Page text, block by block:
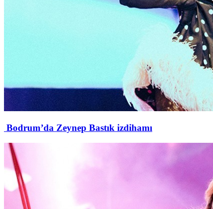
Bodrum’da Zeynep Bastık izdihamı